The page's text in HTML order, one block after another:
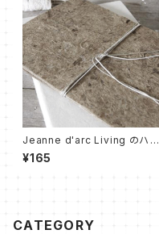
Jeanne d'arc Living のハン
ドメイドペーパー5枚セット
¥165
CATEGORY